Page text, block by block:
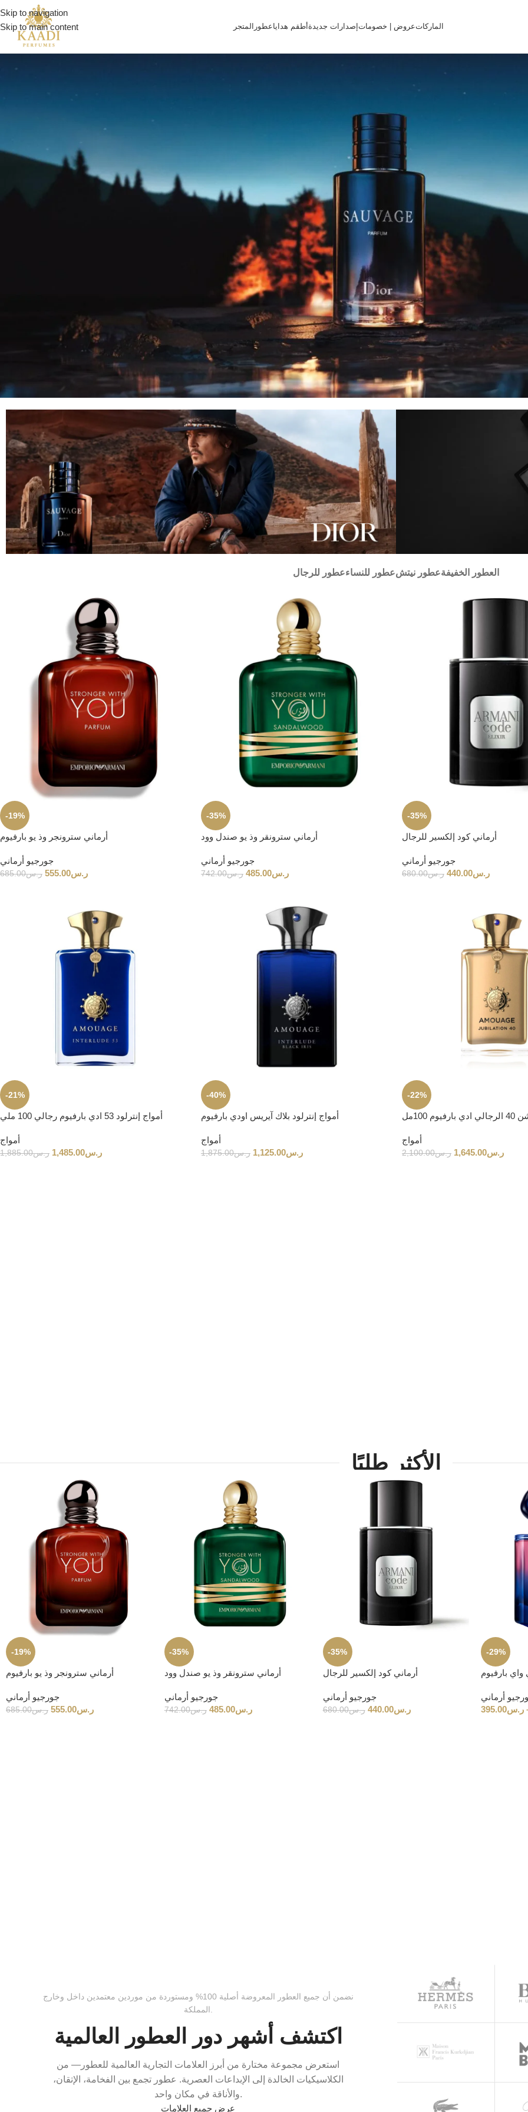
Skip to navigation
Skip to main content
المتجر عطورأطقم هدايا إصدارات جديدة عروض | خصوماتالماركات
عطور للرجالعطور للنساءعطور نيتشالعطور الخفيفة
-19%
أرماني سترونجر وذ يو بارفيوم
جورجيو أرماني
ر.س685.00 ر.س555.00
-35%
أرماني سترونقر وذ يو صندل وود
جورجيو أرماني
ر.س742.00 ر.س485.00
-35%
أرماني كود إلكسير للرجال
جورجيو أرماني
ر.س680.00 ر.س440.00
-21%
أمواج إنترلود 53 ادي بارفيوم رجالي 100 ملي
أمواج
ر.س1,885.00 ر.س1,485.00
-40%
أمواج إنترلود بلاك آيريس اودي بارفيوم
أمواج
ر.س1,875.00 ر.س1,125.00
-22%
100مل
أمواج
ر.س2,100.00 ر.س1,645.00
الأكثر طلبًا
-19%
أرماني سترونجر وذ يو بارفيوم
جورجيو أرماني
ر.س685.00 ر.س555.00
-35%
أرماني سترونقر وذ يو صندل وود
جورجيو أرماني
ر.س742.00 ر.س485.00
-35%
أرماني كود إلكسير للرجال
جورجيو أرماني
ر.س680.00 ر.س440.00
-29%
واي بارفيوم
أرماني
ر.س395.00
نضمن أن جميع العطور المعروضة أصلية 100% ومستوردة من موردين معتمدين داخل وخارج
المملكة.
اكتشف أشهر دور العطور العالمية
استعرض مجموعة مختارة من أبرز العلامات التجارية العالمية للعطور— من
الكلاسيكيات الخالدة إلى الإبداعات العصرية. عطور تجمع بين الفخامة، الإتقان،
والأناقة في مكان واحد.
عرض جميع العلامات